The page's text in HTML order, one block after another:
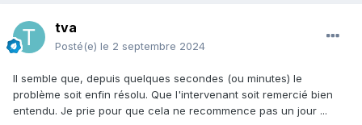
tva
Posté(e) le 2 septembre 2024
Il semble que, depuis quelques secondes (ou minutes) le
problème soit enfin résolu. Que l'intervenant soit remercié bien
entendu. Je prie pour que cela ne recommence pas un jour ...